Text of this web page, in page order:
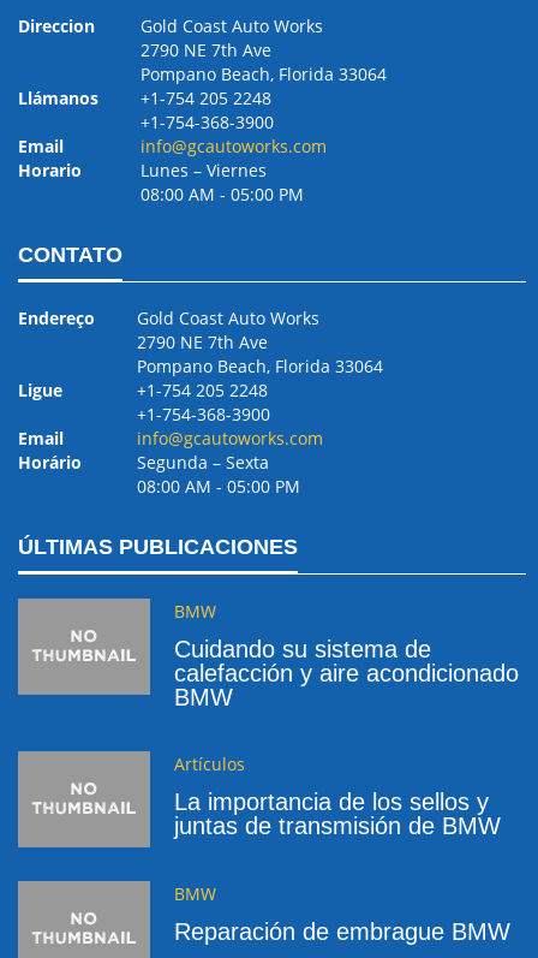
Direccion
Gold Coast Auto Works
2790 NE 7th Ave
Pompano Beach, Florida 33064
Llámanos
+1-754 205 2248
+1-754-368-3900
Email
info@gcautoworks.com
Horario
Lunes – Viernes
08:00 AM ‐ 05:00 PM
CONTATO
Endereço
Gold Coast Auto Works
2790 NE 7th Ave
Pompano Beach, Florida 33064
Ligue
+1-754 205 2248
+1-754-368-3900
Email
info@gcautoworks.com
Horário
Segunda – Sexta
08:00 AM ‐ 05:00 PM
ÚLTIMAS PUBLICACIONES
BMW
Cuidando su sistema de
calefacción y aire acondicionado
BMW
Artículos
La importancia de los sellos y
juntas de transmisión de BMW
BMW
Reparación de embrague BMW